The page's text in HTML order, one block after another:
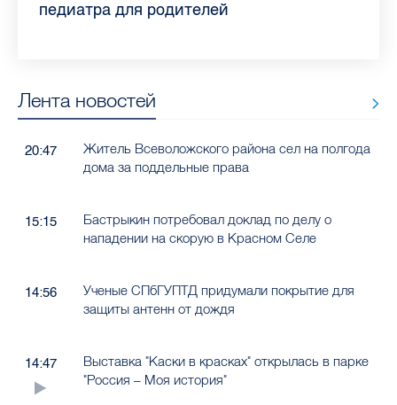
самых цитируемых СМИ Петербурга и
врач Елизаветинской больницы
педиатра для родителей
где самый высокий и самый низкий
воспаления ахиллова сухожилия летом
рассказала о возможностях для
Елизаветинской больницы ответила на
какие напитки можно приготовить дома
Лента новостей
20:47
Житель Всеволожского района сел на полгода
дома за поддельные права
15:15
Бастрыкин потребовал доклад по делу о
нападении на скорую в Красном Селе
14:56
Ученые СПбГУПТД придумали покрытие для
защиты антенн от дождя
14:47
Выставка "Каски в красках" открылась в парке
"Россия – Моя история"